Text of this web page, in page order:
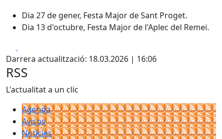
Dia 27 de gener, Festa Major de Sant Proget.
Dia 13 d'octubre, Festa Major de l'Aplec del Remei.
Darrera actualització: 18.03.2026 | 16:06
RSS
L'actualitat a un clic
Agenda
Avisos
Notícies